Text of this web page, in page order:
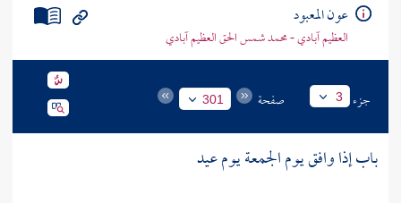
عون المعبود
العظيم آبادي - محمد شمس الحق العظيم آبادي
جزء 3 صفحة 301
باب إذا وافق يوم الجمعة يوم عيد